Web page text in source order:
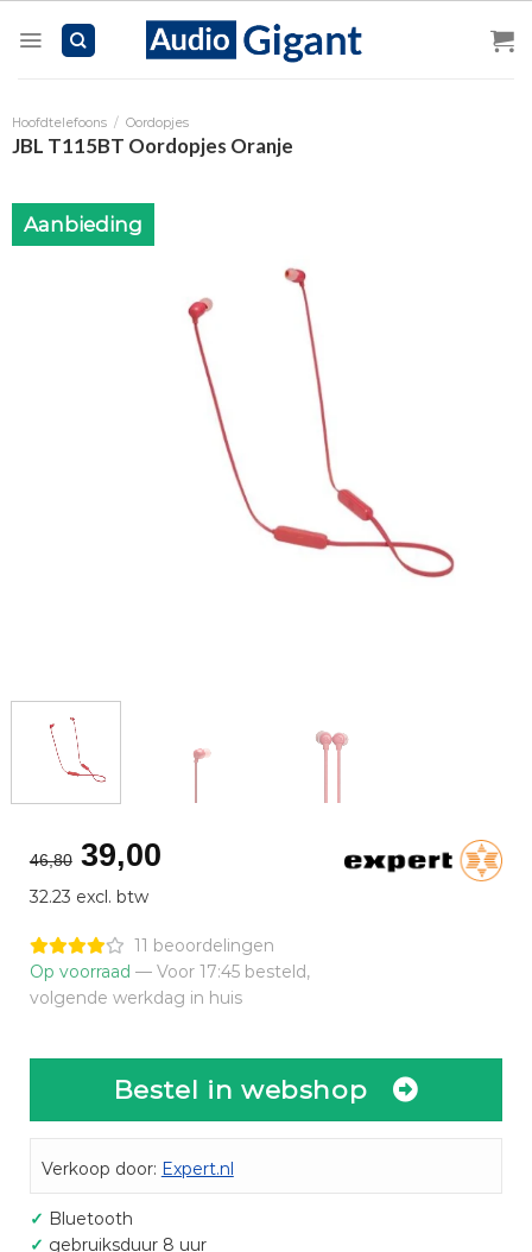
Hoofdtelefoons / Oordopjes
JBL T115BT Oordopjes Oranje
Aanbieding
46,80 Oorspronkelijke
prijs
was:
€46,80.
39,00Huidige
€39,00.
32.23 excl. btw
11 beoordelingen
Op voorraad — Voor 17:45 besteld,
volgende werkdag in huis
Bestel in webshop
Verkoop door: Expert.nl
✓ Bluetooth
✓ gebruiksduur 8 uur